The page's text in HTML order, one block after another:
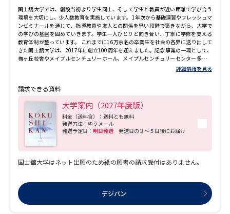
ました。就職活動を後押しする資格取得支援も充実しており、学生一人ひとりのキ
ャリア形成を力強く支えます。
国士舘大学では、創設当初より学生同士、そして学生と教員が近い距離で学び合う
環境を大切にし、少人数教育を実施しています。 1年次から基礎演習やフレッシュマ
ンゼミナールを通じて、指導教員や友人との関係を早い段階で築きながら、大学で
の学びの基盤を固めていきます。学生一人ひとりと向き合い、丁寧に学修を支える
教育体制が整っています。 これまでに16万余名の卒業生を社会の各界に送り出して
きた国士舘大学は、2017年に創立100周年を迎えました。記念事業の一環として、
梅ヶ丘校舎やメイプルセンチュリーホール、メイプルセンチュリーセンター多摩の
新築など、教育・研究環境の整備を進めてきました。 梅ヶ丘校舎には、国際会議に
解を深めるための学修環境が整っています。
詳細情報を見る
請求できる資料
大学案内（2027年度版）
料金（送料含）：送料とも無料
発送方法：ゆうメール
発送予定日： 明日発送 発送日の３～５日後にお届け
国士舘大学はネット出願のため紙の願書の請求受付はありません。
デジパン